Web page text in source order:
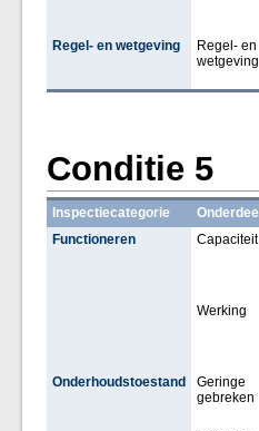
Regel- en wetgeving
Regel- en
wetgeving
Conditie 5
Inspectiecategorie Onderdeel
Functioneren
Capaciteit
Werking
Onderhoudstoestand
Geringe
gebreken